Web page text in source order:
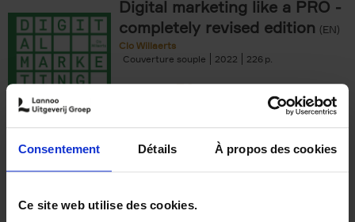
Consentement Détails À propos des cookies
Ce site web utilise des cookies.
Digital marketing like a PRO -
completely revised edition (EN)
Clo Willaerts
Couverture souple
2022 226
€35,50